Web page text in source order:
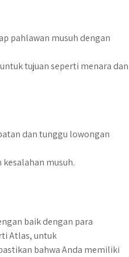
pahlawan musuh dengan
tujuan seperti menara dan
dan tunggu lowongan
musuh.
baik dengan para
Atlas, untuk
bahwa Anda memiliki